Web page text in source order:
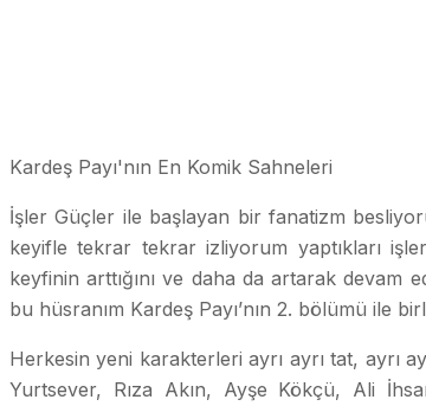
Kardeş Payı'nın En Komik Sahneleri
İşler Güçler ile başlayan bir fanatizm
keyifle tekrar tekrar izliyorum yaptıkları
keyfinin arttığını ve daha da artarak devam
bu hüsranım Kardeş Payı’nın 2. bölümü ile
Herkesin yeni karakterleri ayrı ayrı tat, ayrı
Yurtsever, Rıza Akın, Ayşe Kökçü, Ali